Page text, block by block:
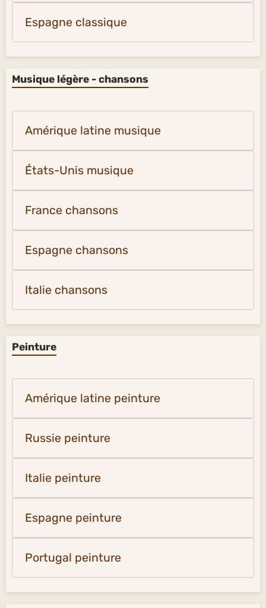
Espagne classique
Musique légère - chansons
Amérique latine musique
États-Unis musique
France chansons
Espagne chansons
Italie chansons
Peinture
Amérique latine peinture
Russie peinture
Italie peinture
Espagne peinture
Portugal peinture